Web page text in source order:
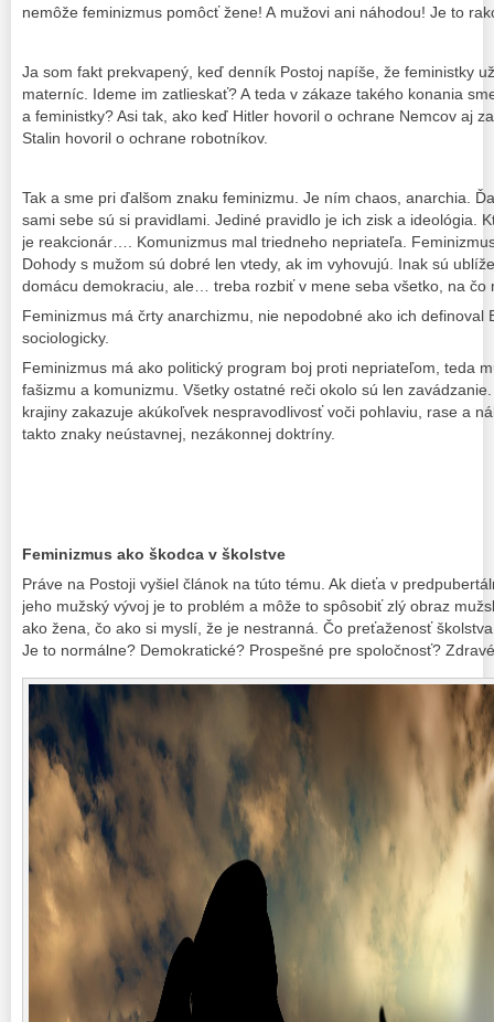
nemôže feminizmus pomôcť žene! A mužovi ani náhodou! Je to
Ja som fakt prekvapený, keď denník Postoj napíše, že feministky
materníc. Ideme im zatlieskať? A teda v zákaze takého konania
a feministky? Asi tak, ako keď Hitler hovoril o ochrane Nemcov aj
Stalin hovoril o ochrane robotníkov.
Tak a sme pri ďalšom znaku feminizmu. Je ním chaos, anarchia.
sami sebe sú si pravidlami. Jediné pravidlo je ich zisk a ideológia.
je reakcionár…. Komunizmus mal triedneho nepriateľa.
Dohody s mužom sú dobré len vtedy, ak im vyhovujú. Inak sú
domácu demokraciu, ale… treba rozbiť v mene seba všetko, na čo
Feminizmus má črty anarchizmu, nie nepodobné ako ich definoval
sociologicky.
Feminizmus má ako politický program boj proti nepriateľom, teda
fašizmu a komunizmu. Všetky ostatné reči okolo sú len
krajiny zakazuje akúkoľvek nespravodlivosť voči pohlaviu, rase a
takto znaky neústavnej, nezákonnej doktríny.
Feminizmus ako škodca v školstve
Práve na Postoji vyšiel článok na túto tému. Ak dieťa v
jeho mužský vývoj je to problém a môže to spôsobiť zlý obraz
ako žena, čo ako si myslí, že je nestranná. Čo preťaženosť
Je to normálne? Demokratické? Prospešné pre spoločnosť?